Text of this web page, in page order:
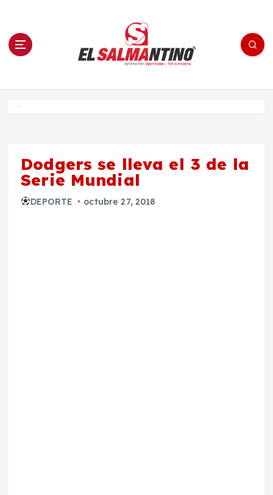
n El Salmantino - medios/noticias/editorial
Dodgers se lleva el 3 de la
Serie Mundial
DEPORTE octubre 27, 2018